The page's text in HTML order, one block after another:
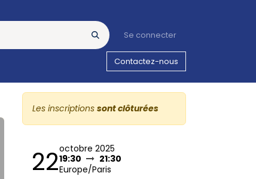
Se connecter
Contactez-nous
Les inscriptions sont clôturées
22octobre 2025
19:30
21:30
Europe/Paris